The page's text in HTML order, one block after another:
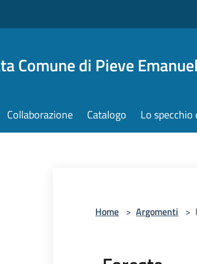
Comune di Pieve
Collaborazione Catalogo Lo specchio
Home > Argomenti >